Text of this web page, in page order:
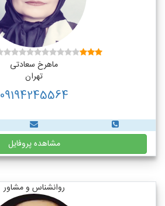
ماهرخ سعادتی
تهران
09194245564
مشاهده پروفایل
روانشناس و مشاور